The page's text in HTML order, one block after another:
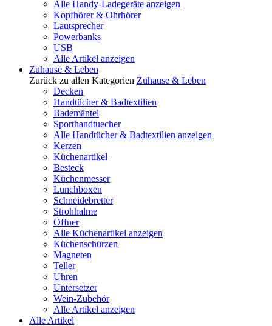
Alle Handy-Ladegeräte anzeigen
Kopfhörer & Ohrhörer
Lautsprecher
Powerbanks
USB
Alle Artikel anzeigen
Zuhause & Leben
Zurück zu allen Kategorien Zuhause & Leben
Decken
Handtücher & Badtextilien
Bademäntel
Sporthandtuecher
Alle Handtücher & Badtextilien anzeigen
Kerzen
Küchenartikel
Besteck
Küchenmesser
Lunchboxen
Schneidebretter
Strohhalme
Öffner
Alle Küchenartikel anzeigen
Küchenschürzen
Magneten
Teller
Uhren
Untersetzer
Wein-Zubehör
Alle Artikel anzeigen
Alle Artikel